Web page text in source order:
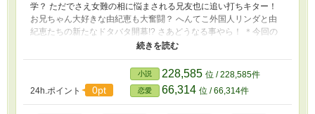
学？ ただでさえ女難の相に悩まされる兄友也に追い打ちキター！
お兄ちゃん大好きな由紀恵も大奮闘？ へんてこ外国人リンダと由
紀恵たちの新たなドタバタ開幕!? さあどうなる事やら！ ＊今回の
物語はちょっとエッチが多いです。苦手な方はどうぞご理解の上ご
いい加減です。ギャグ要素も強いのでご理解のほどよろしくお願い
致します。 ＊前作を知っている前提で書かせていただいています
ので解説不足が有るのはご容赦ください。ご興味ある方は前作の
「私はお兄ちゃんをそんな子に育てた覚えはないよ!?」をご覧にな
24h.ポイント 0pt
小説 228,585 位 / 228,585件
恋愛 66,314 位 / 66,314件